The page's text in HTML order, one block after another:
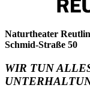
Naturtheater
Schmid-Straße 50
WIR TUN